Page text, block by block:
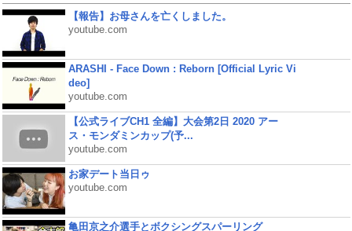
【報告】お母さんを亡くしました。
youtube.com
ARASHI - Face Down : Reborn [Official Lyric Vi
deo]
youtube.com
【公式ライブCH1 全編】大会第2日 2020 アー
ス・モンダミンカップ(予...
youtube.com
お家デート当日ゥ
youtube.com
亀田京之介選手とボクシングスパーリング